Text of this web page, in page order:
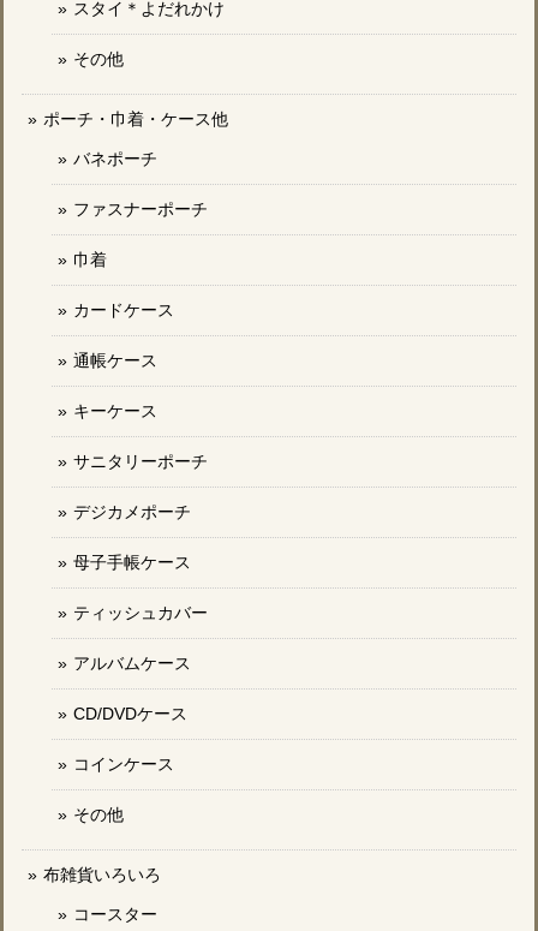
スタイ＊よだれかけ
その他
ポーチ・巾着・ケース他
バネポーチ
ファスナーポーチ
巾着
カードケース
通帳ケース
キーケース
サニタリーポーチ
デジカメポーチ
母子手帳ケース
ティッシュカバー
アルバムケース
CD/DVDケース
コインケース
その他
布雑貨いろいろ
コースター